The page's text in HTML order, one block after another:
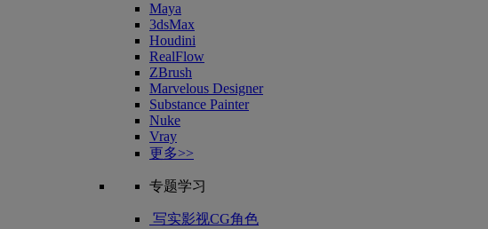
Maya
3dsMax
Houdini
RealFlow
ZBrush
Marvelous Designer
Substance Painter
Nuke
Vray
更多>>
专题学习
写实影视CG角色